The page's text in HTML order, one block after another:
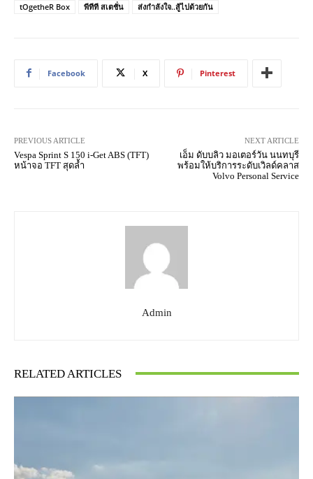
tOgetheR Box
พีทีที สเตชั่น ส่งกำลังใจ..สู้ไปด้วยกัน
Facebook X Pinterest
PREVIOUS ARTICLE
Vespa Sprint S 150 i-Get ABS (TFT)
หน้าจอ TFT สุดล้ำ
NEXT ARTICLE
เอ็ม ดับบลิว มอเตอร์วัน นนทบุรี
พร้อมให้บริการระดับเวิลด์คลาส
Volvo Personal Service
Admin
RELATED ARTICLES